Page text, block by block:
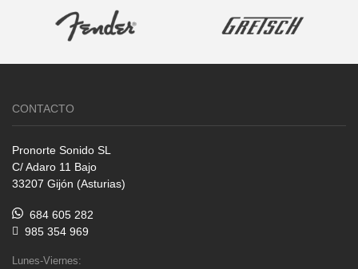
CONTACTO
Pronorte Sonido SL
C/ Adaro 11 Bajo
33207 Gijón (Asturias)
684 605 282
985 354 969
Lunes-Viernes: